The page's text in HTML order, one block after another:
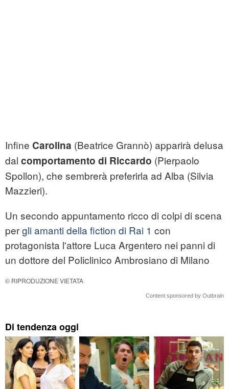
Infine Carolina (Beatrice Grannò) apparirà delusa
dal comportamento di Riccardo (Pierpaolo
Spollon), che sembrerà preferirla ad Alba (Silvia
Mazzieri).
Un secondo appuntamento ricco di colpi di scena
pergli amanti della fiction di Rai 1 con
protagonista l'attore Luca Argentero nei panni di
un dottore del Policlinico Ambrosiano di Milano
© RIPRODUZIONE VIETATA
Content sponsored by Outbrain
Di tendenza oggi